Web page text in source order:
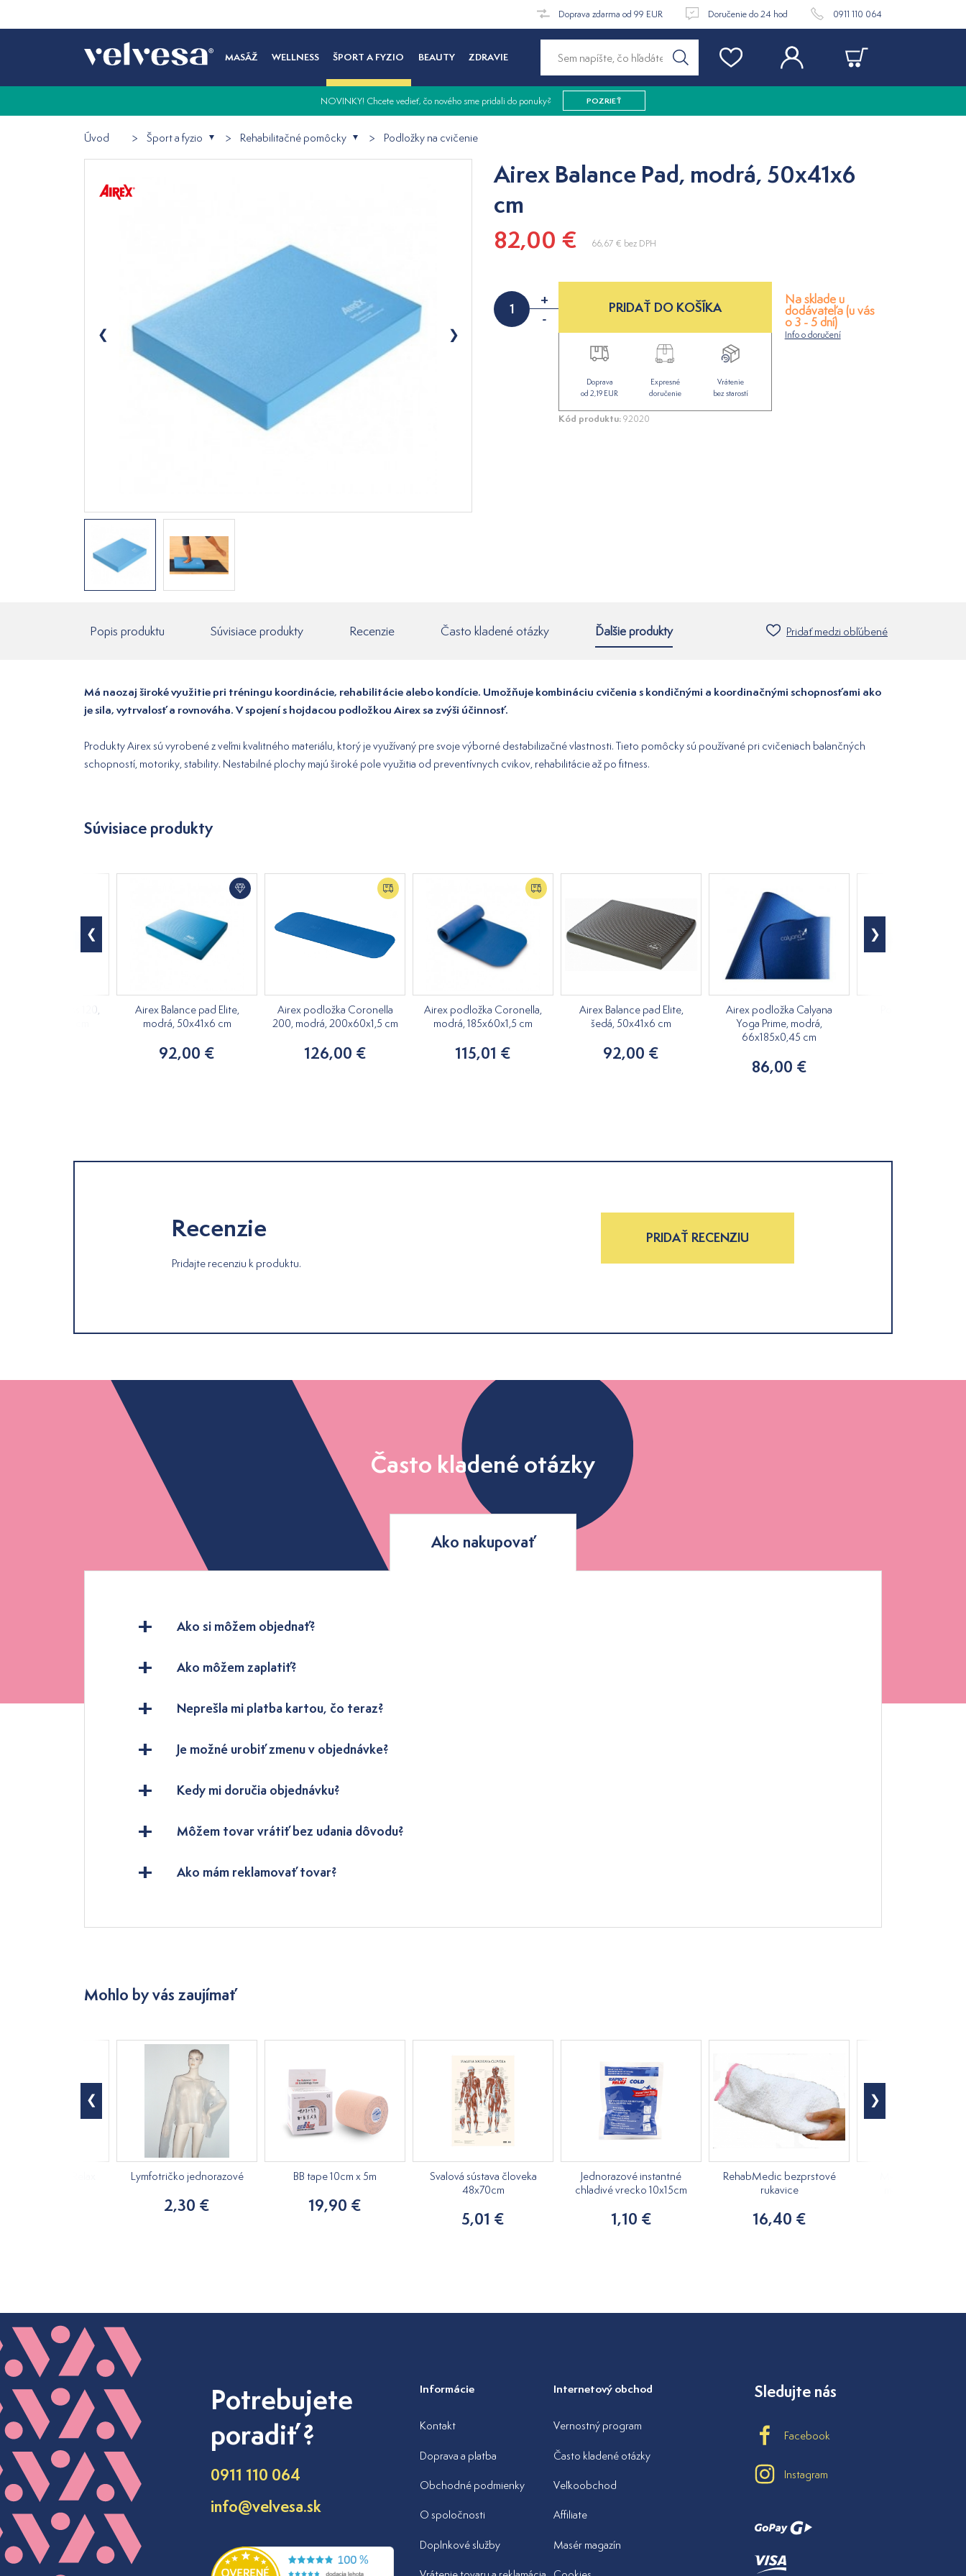
Doprava zdarma od 99 EUR Doručenie do 24 hod 0911 110 064
MASÁŽ WELLNESS ŠPORT A FYZIO BEAUTY ZDRAVIE
NOVINKY! Chcete vedieť, čo nového sme pridali do ponuky? POZRIEŤ
Úvod Šport a fyzio Rehabilitačné pomôcky Podložky na cvičenie
Airex Balance Pad, modrá, 50x41x6
cm
82,00 €
66,67 € bez DPH
+
-
Na sklade u
dodávateľa (u vás
o 3 - 5 dní)
Info o doručení
PRIDAŤ DO KOŠÍKA
Doprava
od 2,19 EUR
Expresné
doručenie
Vrátenie
bez starostí
Kód produktu:92020
Popis produktu Súvisiace produkty Recenzie Často kladené otázky Ďalšie produkty Pridať medzi obľúbené
Má naozaj široké využitie pri tréningu koordinácie, rehabilitácie alebo kondície. Umožňuje kombináciu cvičenia s kondičnými a koordinačnými schopnosťami ako
je sila, vytrvalosť a rovnováha. V spojení s hojdacou podložkou Airex sa zvýši účinnosť.
Produkty Airex sú vyrobené z veľmi kvalitného materiálu, ktorý je využívaný pre svoje výborné destabilizačné vlastnosti. Tieto pomôcky sú používané pri cvičeniach balančných
schopností, motoriky, stability. Nestabilné plochy majú široké pole využitia od preventívnych cvikov, rehabilitácie až po fitness.
Súvisiace produkty
podložka Fitness 120,
Airex Balance pad Elite,
modrá, 50x41x6 cm
92,00 €
Airex podložka Coronella
200, modrá, 200x60x1,5 cm
126,00 €
Airex podložka Coronella,
modrá, 185x60x1,5 cm
115,01 €
Airex Balance pad Elite,
šedá, 50x41x6 cm
92,00 €
Airex podložka Calyana
Yoga Prime, modrá,
66x185x0,45 cm
86,00 €
Recenzie
Pridajte recenziu k produktu.
PRIDAŤ RECENZIU
Často kladené otázky
Ako nakupovať
Ako si môžem objednať?
Ako môžem zaplatiť?
Neprešla mi platba kartou, čo teraz?
Je možné urobiť zmenu v objednávke?
Kedy mi doručia objednávku?
Môžem tovar vrátiť bez udania dôvodu?
Ako mám reklamovať tovar?
Mohlo by vás zaujímať
Lymfotričko jednorazové
2,30 €
BB tape 10cm x 5m
19,90 €
Svalová sústava človeka
48x70cm
5,01 €
Jednorazové instantné
chladivé vrecko 10x15cm
1,10 €
RehabMedic bezprstové
rukavice
16,40 €
Potrebujete
poradiť ?
0911 110 064
info@velvesa.sk
Informácie
Kontakt
Doprava a platba
Obchodné podmienky
O spoločnosti
Doplnkové služby
Internetový obchod
Vernostný program
Často kladené otázky
Veľkoobchod
Affiliate
Masér magazín
Sledujte nás
Facebook
Instagram